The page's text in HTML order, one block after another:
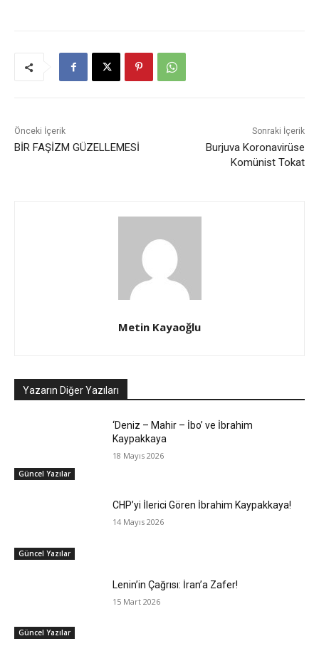
Önceki İçerik
BİR FAŞİZM GÜZELLEMESİ
Sonraki İçerik
Burjuva Koronavirüse
Komünist Tokat
Metin Kayaoğlu
Yazarın Diğer Yazıları
Güncel Yazılar
‘Deniz – Mahir – İbo’ ve İbrahim
Kaypakkaya
18 Mayıs 2026
Güncel Yazılar
CHP’yi İlerici Gören İbrahim Kaypakkaya!
14 Mayıs 2026
Güncel Yazılar
Lenin’in Çağrısı: İran’a Zafer!
15 Mart 2026